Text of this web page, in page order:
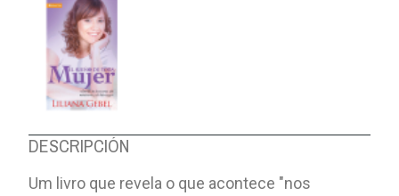
DESCRIPCIÓN
Um livro que revela o que acontece "nos